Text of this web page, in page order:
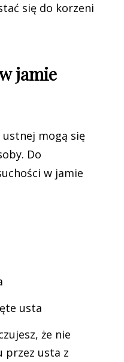
się do korzeni
jamie
mogą się
Do
w jamie
usta
że nie
przez usta z